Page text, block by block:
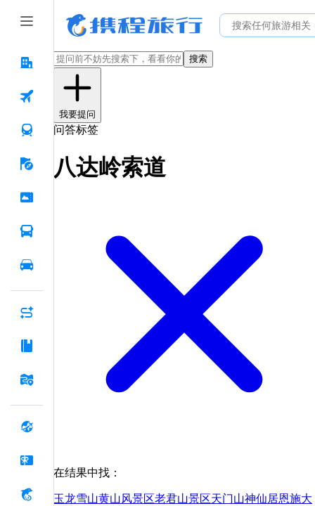
搜索
我要提问
问答标签
八达岭索道
在结果中找：
玉龙雪山黄山风景区老君山景区天门山神仙居恩施大